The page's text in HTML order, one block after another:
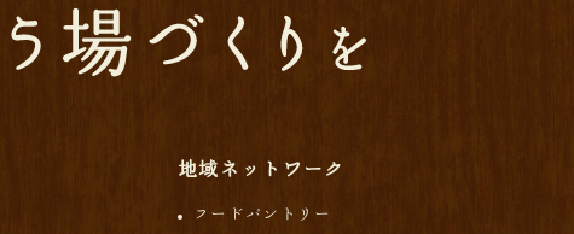
地域ネットワーク
フードパントリー